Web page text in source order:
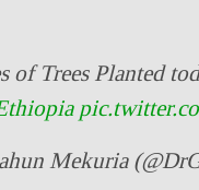
of Trees Planted
Mekuria